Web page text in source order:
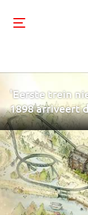
'Eerste trein
1898 arriveert